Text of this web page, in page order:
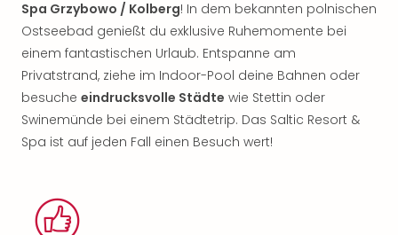
Spa Grzybowo / Kolberg! In dem bekannten polnischen
Ostseebad genießt du exklusive Ruhemomente bei
einem fantastischen Urlaub. Entspanne am
Privatstrand, ziehe im Indoor-Pool deine Bahnen oder
besuche eindrucksvolle Städte wie Stettin oder
Swinemünde bei einem Städtetrip. Das Saltic Resort &
Spa ist auf jeden Fall einen Besuch wert!